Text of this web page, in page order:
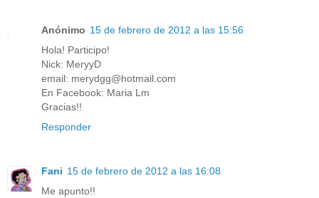
Anónimo 15 de febrero de 2012 a las 15:56
Hola! Participo!
Nick: MeryyD
email: merydgg@hotmail.com
En Facebook: Maria Lm
Gracias!!
Responder
Fani 15 de febrero de 2012 a las 16:08
Me apunto!!